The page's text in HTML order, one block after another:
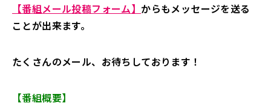
【番組メール投稿フォーム】 からもメッセージを送る
ことが出来ます。
たくさんのメール、お待ちしております！
【番組概要】